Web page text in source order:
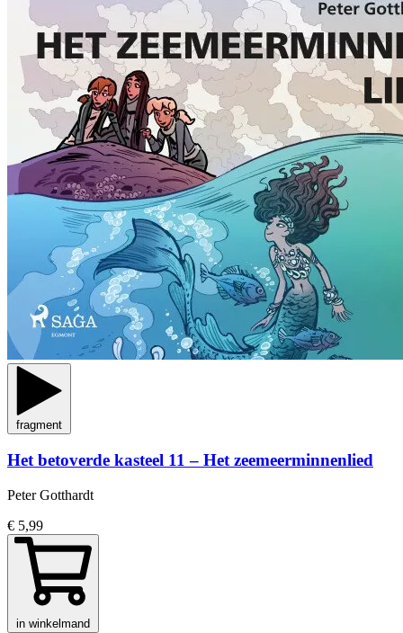
fragment
Het betoverde kasteel 11 – Het zeemeerminnenlied
Peter Gotthardt
€ 5,99
in winkelmand